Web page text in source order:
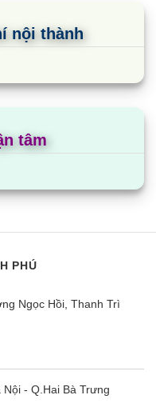
nội thành
tâm
PHÚ
Ngọc Hồi, Thanh Trì
- Q.Hai Bà Trưng